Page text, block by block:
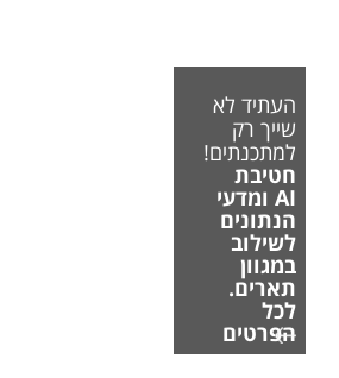
העתיד לא
שייך רק
למתכנתים!
חטיבת
AI ומדעי
הנתונים
לשילוב
במגוון
תארים.
לכל
הפרטים